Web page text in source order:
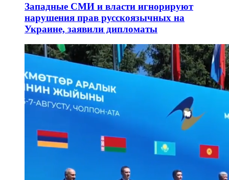
Западные СМИ и власти игнорируют
нарушения прав русскоязычных на
Украине, заявили дипломаты